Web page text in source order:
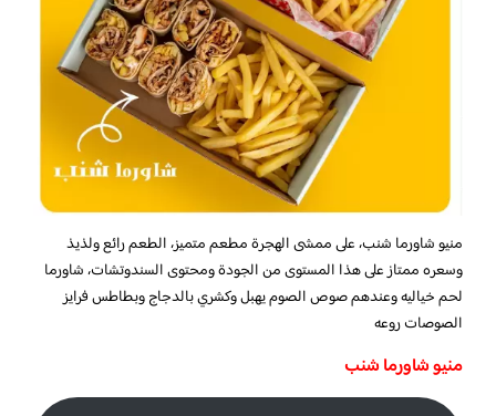
منيو شاورما شنب، على ممشى الهجرة مطعم متميز، الطعم رائع ولذيذ
وسعره ممتاز على هذا المستوى من الجودة ومحتوى السندوتشات، شاورما
لحم خياليه وعندهم صوص الصوم يهبل وكشري بالدجاج وبطاطس فرايز
الصوصات روعه
منيو شاورما شنب